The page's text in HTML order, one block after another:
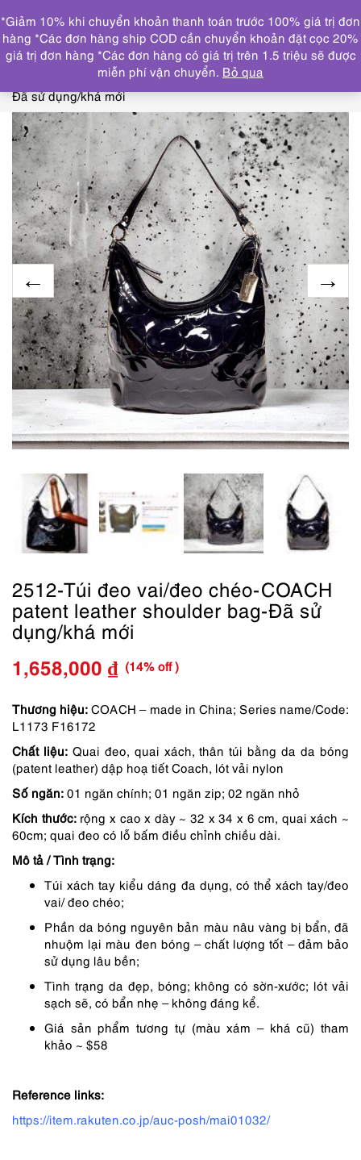
DANH MỤC
Trang chủ THƯƠNG HIỆU NỔI BẬT COACH
2512-
Túi đeo vai/đeo chéo-COACH patent leather shoulder bag-
Đã sử dụng/khá mới
2512-Túi đeo vai/đeo chéo-COACH
patent leather shoulder bag-Đã sử
dụng/khá mới
Giá
gốc
1,950,000 ₫.
1,658,000 ₫
Giá
hiện
là:
1,658,000 ₫.
(14% off )
Thương hiệu: COACH – made in China; Series name/Code:
L1173 F16172
Chất liệu:Quai đeo, quai xách, thân túi bằng da da bóng
(patent leather) dập hoạ tiết Coach, lót vải nylon
Số ngăn: 01 ngăn chính; 01 ngăn zip; 02 ngăn nhỏ
Kích thước:rộng x cao x dày ~ 32 x 34 x 6 cm, quai xách ~
60cm; quai đeo có lỗ bấm điều chỉnh chiều dài.
Mô tả / Tình trạng:
Túi xách tay kiểu dáng đa dụng, có thể xách tay/đeo
vai/ đeo chéo;
Phần da bóng nguyên bản màu nâu vàng bị bẩn, đã
nhuộm lại màu đen bóng – chất lượng tốt – đảm bảo
sử dụng lâu bền;
Tình trạng da đẹp, bóng; không có sờn-xước; lót vải
sạch sẽ, có bẩn nhẹ – không đáng kể.
Giá sản phẩm tương tự (màu xám – khá cũ) tham
khảo ~ $58
Reference links:
https://item.rakuten.co.jp/auc-posh/mai01032/
*Giảm 10% khi chuyển khoản thanh toán trước 100% giá trị đơn
hàng *Các đơn hàng ship COD cần chuyển khoản đặt cọc 20%
giá trị đơn hàng *Các đơn hàng có giá trị trên 1.5 triệu sẽ được
miễn phí vận chuyển. Bỏ qua